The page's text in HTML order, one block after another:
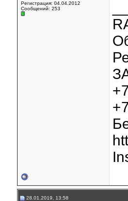
Регистрация: 04.04.2012
Сообщений: 253
28.01.2019, 13:58